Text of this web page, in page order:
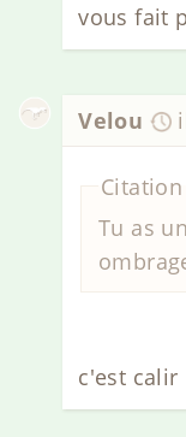
vous fait
Velou
Tu as
c'est calir